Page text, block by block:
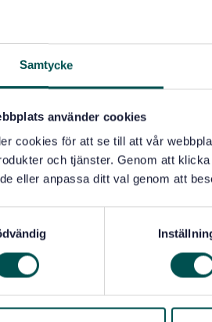
Samtycke
använder cookies
cookies för att se till att vår
och tjänster. Genom att
eller anpassa ditt val genom att